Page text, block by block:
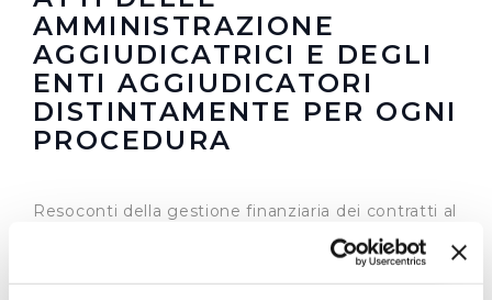
AMMINISTRAZIONE
AGGIUDICATRICI E DEGLI
ENTI AGGIUDICATORI
DISTINTAMENTE PER OGNI
PROCEDURA
Resoconti della gestione finanziaria dei contratti al
aggiornamento
(visualizza
documentazione)